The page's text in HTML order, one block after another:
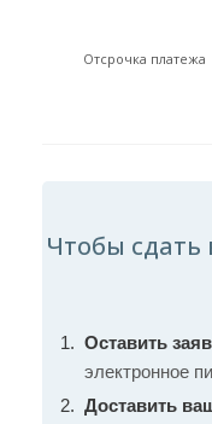
Отсрочка платежа
Чтобы сдать
Оставить
электронное
Доставить